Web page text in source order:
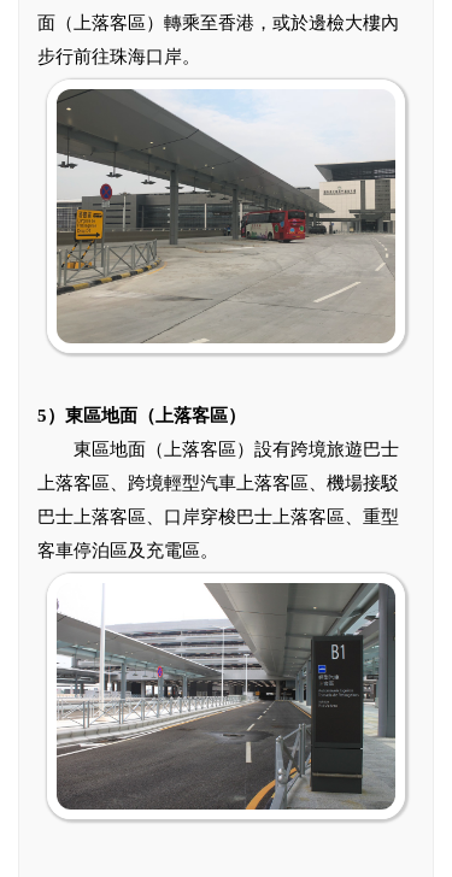
面（上落客區）轉乘至香港，或於邊檢大樓內
步行前往珠海口岸。
5）東區地面（上落客區）
東區地面（上落客區）設有跨境旅遊巴士
上落客區、跨境輕型汽車上落客區、機場接駁
巴士上落客區、口岸穿梭巴士上落客區、重型
客車停泊區及充電區。